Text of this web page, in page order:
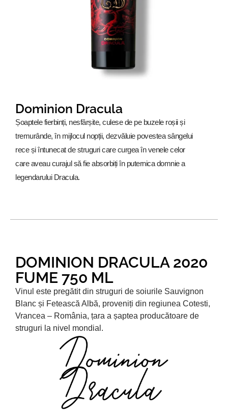
Dominion Dracula
Șoaptele fierbinți, nesfârșite, culese de pe buzele roșii și
tremurânde, în mijlocul nopții, dezvăluie povestea sângelui
rece și întunecat de struguri care curgea în venele celor
care aveau curajul să fie absorbiți în puternica domnie a
legendarului Dracula.
DOMINION DRACULA 2020
FUME 750 ML
Vinul este pregătit din struguri de soiurile Sauvignon
Blanc și Fetească Albă, proveniți din regiunea Cotesti,
Vrancea – România, țara a șaptea producătoare de
struguri la nivel mondial.